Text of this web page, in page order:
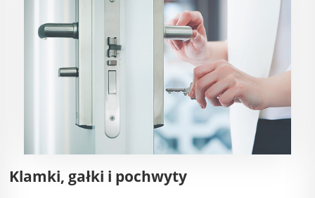
Klamki, gałki i pochwyty